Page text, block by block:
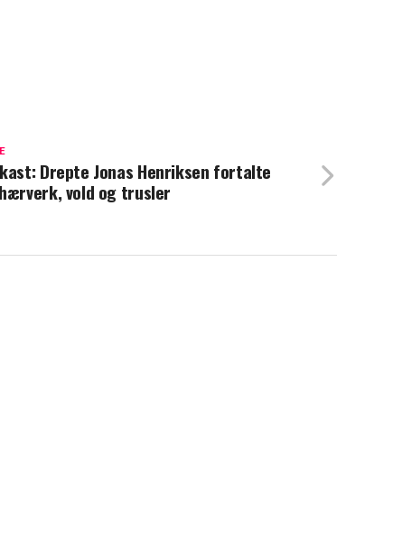
Drepte Jonas Henriksen fortalte
vold og trusler